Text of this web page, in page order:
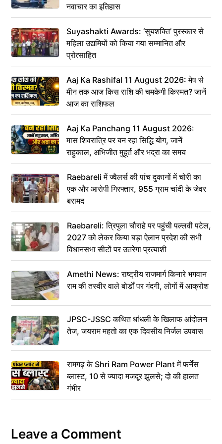
नवाचार का इतिहास
Suyashakti Awards: ‘सुयशक्ति’ पुरस्कार से
महिला उद्यमियों को किया गया सम्मानित और
प्रोत्साहित
Aaj Ka Rashifal 11 August 2026: मेष से
मीन तक आज किस राशि की चमकेगी किस्मत? जानें
आज का राशिफल
Aaj Ka Panchang 11 August 2026:
मास शिवरात्रि पर बन रहा सिद्धि योग, जानें
राहुकाल, अभिजीत मुहूर्त और भद्रा का समय
Raebareli में ज्वैलर्स की पांच दुकानों में चोरी का
एक और आरोपी गिरफ्तार, 955 ग्राम चांदी के जेवर
बरामद
Raebareli: त्रिपुला चौराहे पर पहुंची पल्लवी पटेल,
2027 को लेकर किया बड़ा ऐलान प्रदेश की सभी
विधानसभा सीटों पर उतरेगा प्रत्याशी
Amethi News: राष्ट्रीय राजमार्ग किनारे भगवान
राम की तस्वीर वाले बोर्डों पर गंदगी, लोगों में आक्रोश
JPSC-JSSC कथित धांधली के खिलाफ आंदोलन
तेज, जयराम महतो का एक दिवसीय निर्जल उपवास
रामगढ़ के Shri Ram Power Plant में फर्नेस
ब्लास्ट, 10 से ज्यादा मजदूर झुलसे; दो की हालत
गंभीर
Leave a Comment